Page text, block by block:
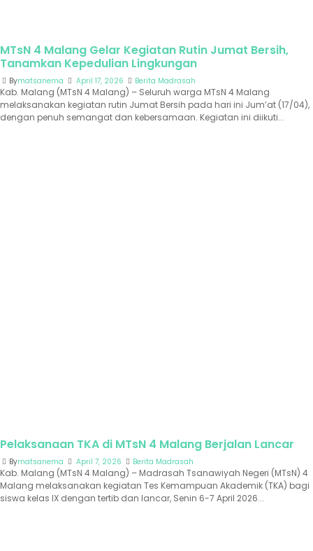
MTsN 4 Malang Gelar Kegiatan Rutin Jumat Bersih,
Tanamkan Kepedulian Lingkungan
Bymatsanema April 17, 2026 Berita Madrasah
Kab. Malang (MTsN 4 Malang) – Seluruh warga MTsN 4 Malang
melaksanakan kegiatan rutin Jumat Bersih pada hari ini Jum’at (17/04),
dengan penuh semangat dan kebersamaan. Kegiatan ini diikuti...
Pelaksanaan TKA di MTsN 4 Malang Berjalan Lancar
Bymatsanema April 7, 2026 Berita Madrasah
Kab. Malang (MTsN 4 Malang) – Madrasah Tsanawiyah Negeri (MTsN) 4
Malang melaksanakan kegiatan Tes Kemampuan Akademik (TKA) bagi
siswa kelas IX dengan tertib dan lancar, Senin 6-7 April 2026...